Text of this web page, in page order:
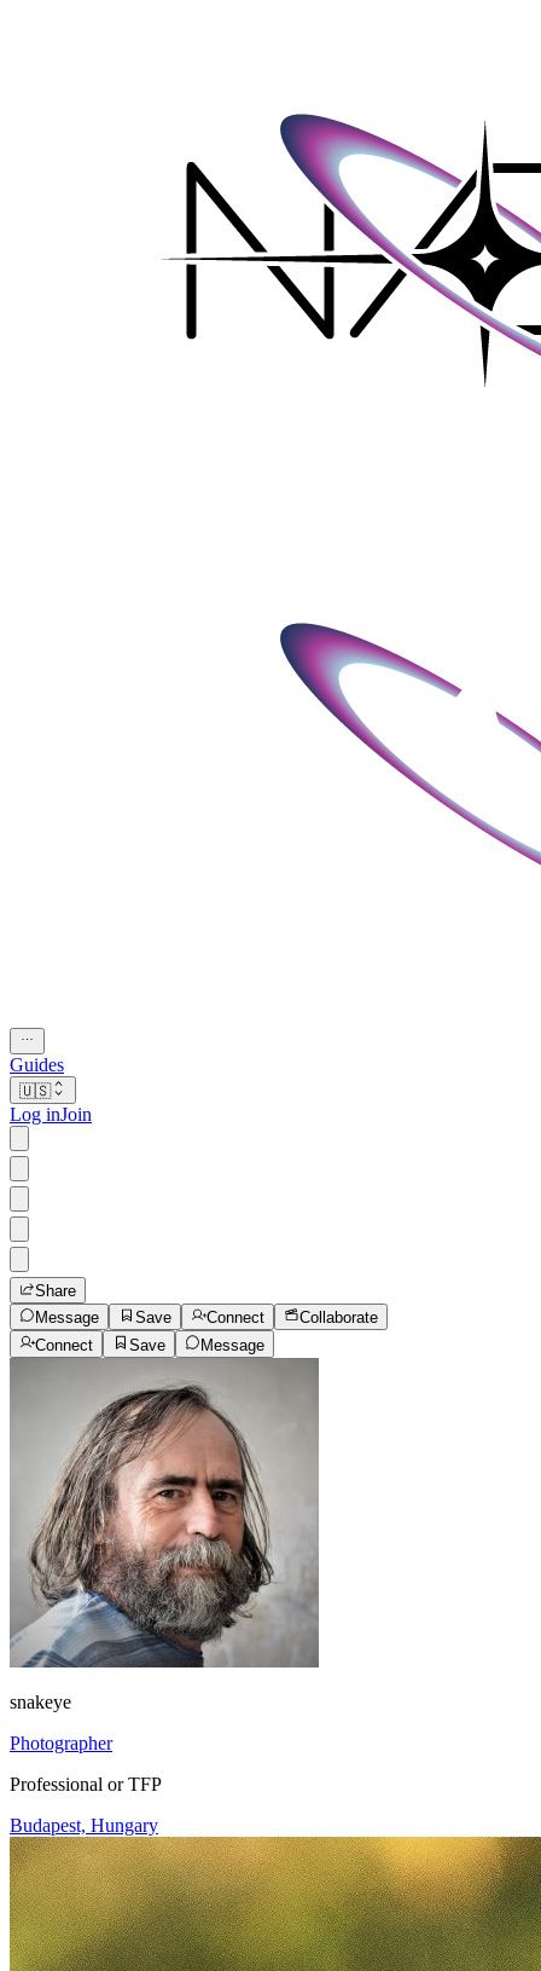
Guides
🇺🇸
Log inJoin
Share
Message
Save Connect
Collaborate
Connect
Save Message
snakeye
Photographer
Professional or TFP
Budapest, Hungary